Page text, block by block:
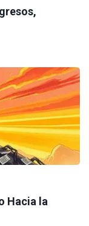
Hacia la